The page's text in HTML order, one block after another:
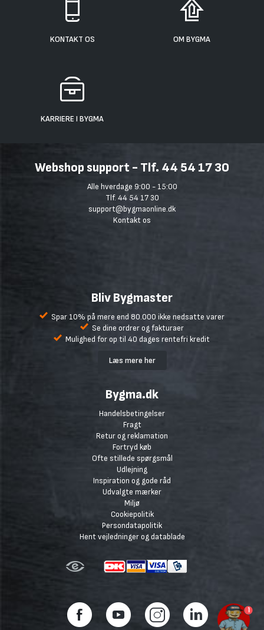
KONTAKT OS OM BYGMA
KARRIERE I BYGMA
Webshop support - Tlf. 44 54 17 30
Alle hverdage 9:00 - 15:00
Tlf. 44 54 17 30
support@bygmaonline.dk
Kontakt os
Bliv Bygmaster
Spar 10% på mere end 80.000 ikke nedsatte varer
Se dine ordrer og fakturaer
Mulighed for op til 40 dages rentefri kredit
Læs mere her
Bygma.dk
Handelsbetingelser
Fragt
Retur og reklamation
Fortryd køb
Ofte stillede spørgsmål
Udlejning
Inspiration og gode råd
Udvalgte mærker
Miljø
Cookiepolitik
Persondatapolitik
Hent vejledninger og datablade
1